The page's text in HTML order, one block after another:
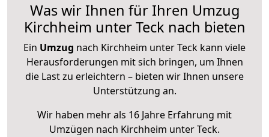
Was wir Ihnen für Ihren Umzug
Kirchheim unter Teck nach bieten
Ein Umzug nach Kirchheim unter Teck kann viele
Herausforderungen mit sich bringen, um Ihnen
die Last zu erleichtern – bieten wir Ihnen unsere
Unterstützung an.
Wir haben mehr als 16 Jahre Erfahrung mit
Umzügen nach Kirchheim unter Teck.